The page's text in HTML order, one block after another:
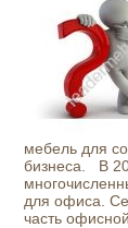
мебель для
бизнеса. В
для офиса.
часть